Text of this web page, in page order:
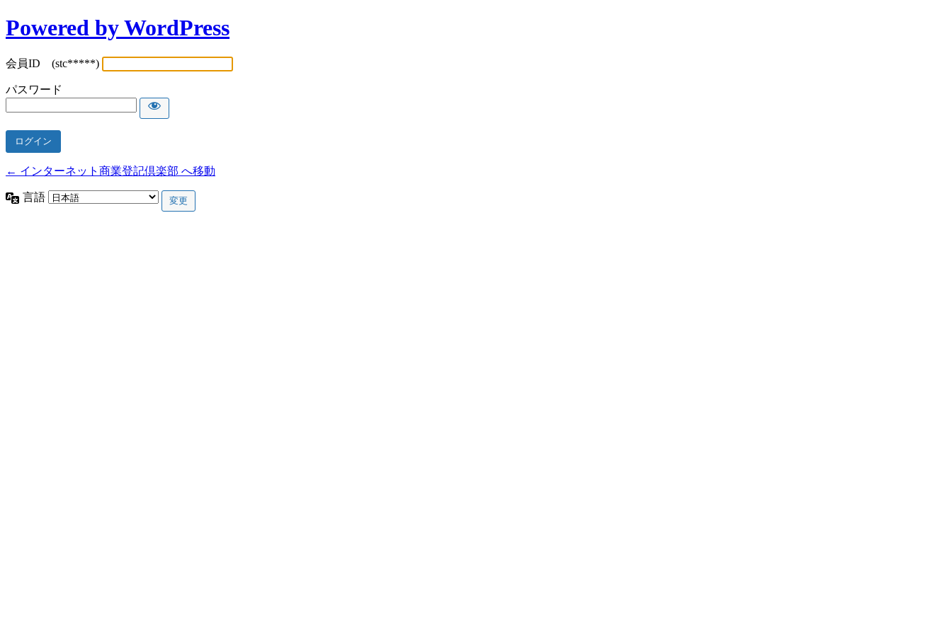
Powered by WordPress
会員ID (stc*****)
パスワード
← インターネット商業登記倶楽部 へ移動
言語